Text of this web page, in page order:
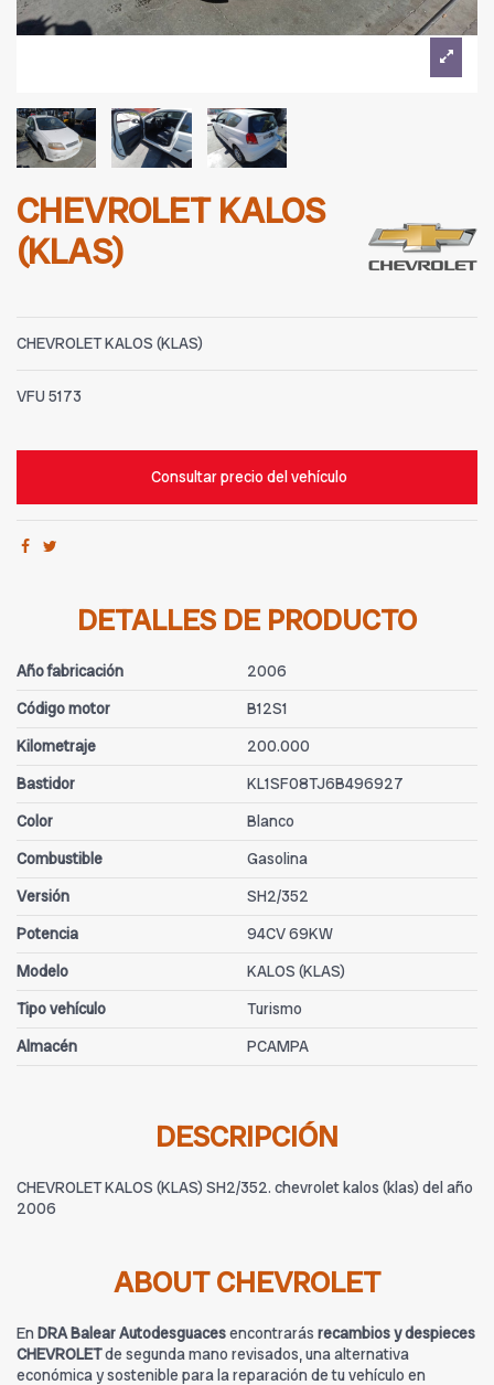
CHEVROLET KALOS
(KLAS)
CHEVROLET KALOS (KLAS)
VFU 5173
Consultar precio del vehículo
DETALLES DE PRODUCTO
Año fabricación
2006
Código motor
B12S1
Kilometraje
200.000
Bastidor
KL1SF08TJ6B496927
Color
Blanco
Combustible
Gasolina
Versión
SH2/352
Potencia
94CV 69KW
Modelo
KALOS (KLAS)
Tipo vehículo
Turismo
Almacén
PCAMPA
DESCRIPCIÓN
CHEVROLET KALOS (KLAS) SH2/352. chevrolet kalos (klas) del año
2006
ABOUT CHEVROLET
En DRA Balear Autodesguacesencontrarás recambios y despieces
CHEVROLETde segunda mano revisados, una alternativa
económica y sostenible para la reparación de tu vehículo en